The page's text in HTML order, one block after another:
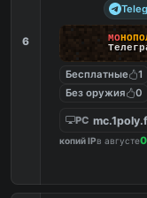
6 МОНОПО
Бесплатные 1
Без оружия
0
PC
копий IPв августе0